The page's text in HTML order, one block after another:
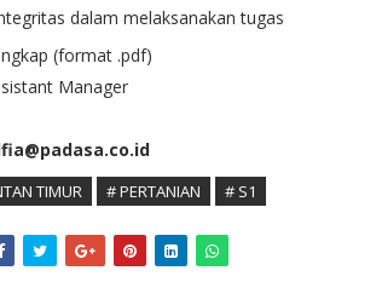
dalam melaksanakan tugas
(format .pdf)
Manager
TIMUR # PERTANIAN # S1